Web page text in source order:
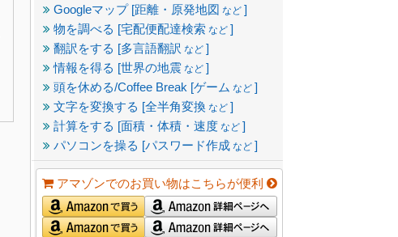
Googleマップ [距離・原発地図 など ]
物を調べる [宅配便配達検索 など ]
翻訳をする [多言語翻訳 など ]
情報を得る [世界の地震 など ]
頭を休める/Coffee Break [ゲーム など ]
文字を変換する [全半角変換 など ]
計算をする [面積・体積・速度 など ]
パソコンを操る [パスワード作成 など ]
アマゾンでのお買い物はこちらが便利